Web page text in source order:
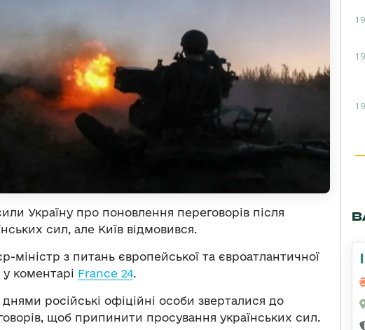
Україну про поновлення переговорів після
сил, але Київ відмовився.
міністр з питань європейської та євроатлантичної
коментарі France 24.
російські офіційні особи зверталися до
щоб припинити просування українських сил.